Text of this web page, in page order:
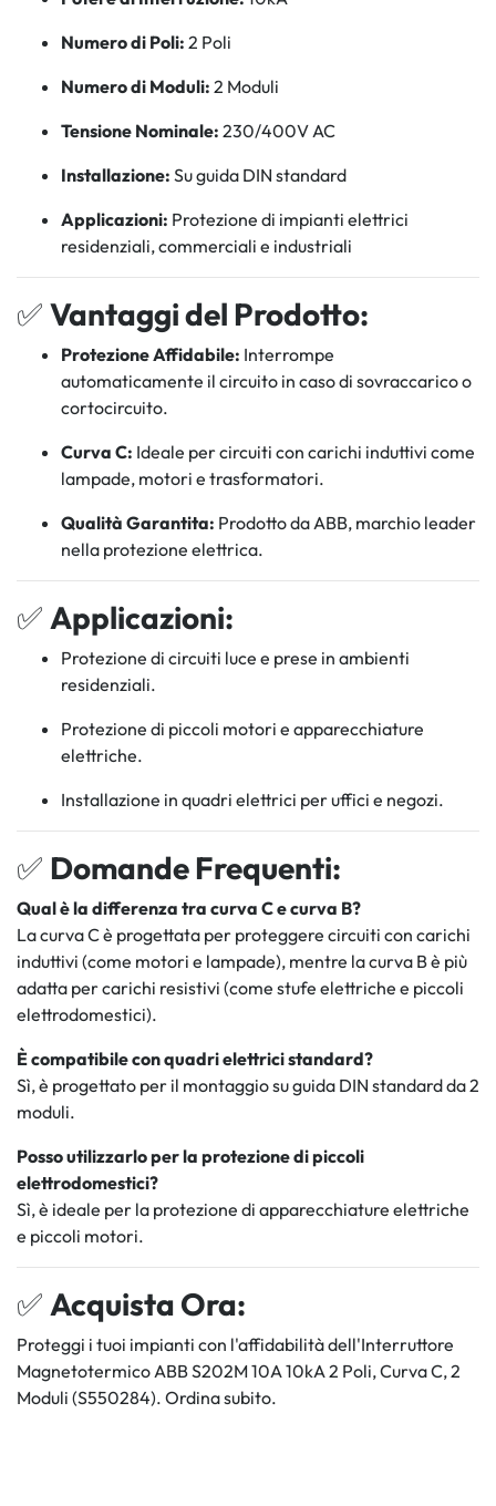
Numero di Poli: 2 Poli
Numero di Moduli: 2 Moduli
Tensione Nominale: 230/400V AC
Installazione: Su guida DIN standard
Applicazioni: Protezione di impianti elettrici
residenziali, commerciali e industriali
✅ Vantaggi del Prodotto:
Protezione Affidabile: Interrompe
automaticamente il circuito in caso di sovraccarico o
cortocircuito.
Curva C: Ideale per circuiti con carichi induttivi come
lampade, motori e trasformatori.
Qualità Garantita: Prodotto da ABB, marchio leader
nella protezione elettrica.
✅ Applicazioni:
Protezione di circuiti luce e prese in ambienti
residenziali.
Protezione di piccoli motori e apparecchiature
elettriche.
Installazione in quadri elettrici per uffici e negozi.
✅ Domande Frequenti:
Qual è la differenza tra curva C e curva B?
La curva C è progettata per proteggere circuiti con carichi
induttivi (come motori e lampade), mentre la curva B è più
adatta per carichi resistivi (come stufe elettriche e piccoli
elettrodomestici).
È compatibile con quadri elettrici standard?
Sì, è progettato per il montaggio su guida DIN standard da 2
moduli.
Posso utilizzarlo per la protezione di piccoli
elettrodomestici?
Sì, è ideale per la protezione di apparecchiature elettriche
e piccoli motori.
✅ Acquista Ora:
Proteggi i tuoi impianti con l'affidabilità dell'Interruttore
Magnetotermico ABB S202M 10A 10kA 2 Poli, Curva C, 2
Moduli (S550284). Ordina subito.